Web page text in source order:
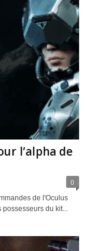
l’alpha de
0
de l'Oculus
du kit...